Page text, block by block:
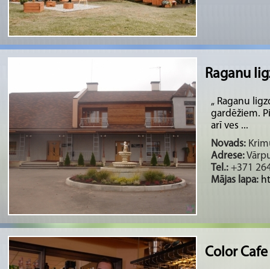
Raganu
„ Raganu
gardēžiem.
arī ves ...
Novads:
Adrese:
Tel.: +371
Mājas lapa:
Color Cafe